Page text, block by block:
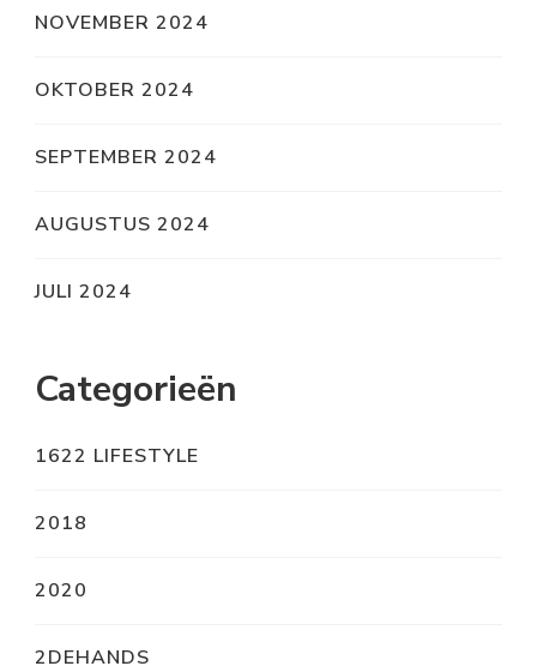
NOVEMBER 2024
OKTOBER 2024
SEPTEMBER 2024
AUGUSTUS 2024
JULI 2024
Categorieën
1622 LIFESTYLE
2018
2020
2DEHANDS